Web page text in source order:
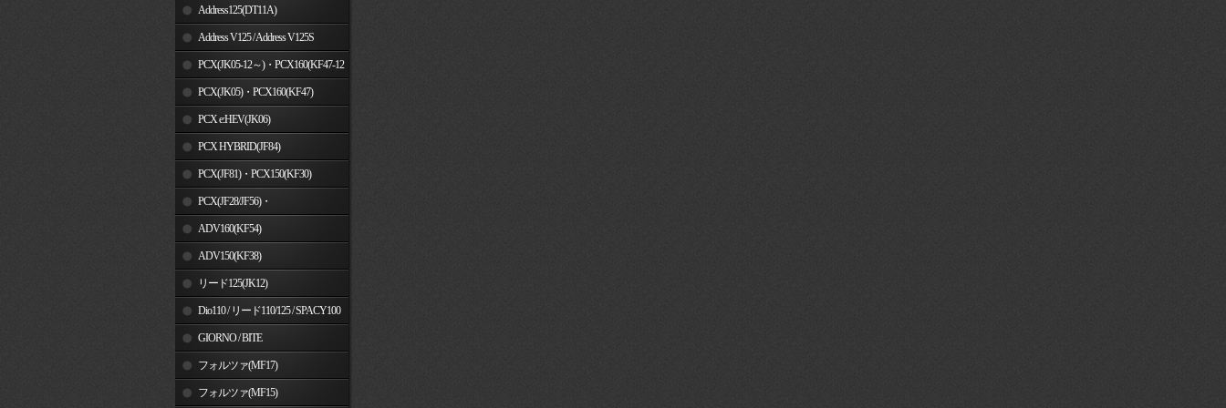
Address125(DT11A)
Address V125 / Address V125S
PCX(JK05-12～)・PCX160(KF47-12
～) PCX(JK05)・PCX160(KF47)
PCX e:HEV(JK06)
PCX HYBRID(JF84)
PCX(JF81)・PCX150(KF30)
PCX(JF28/JF56)・
PCX150(KF12/KF18)
ADV160(KF54)
ADV150(KF38)
リード125(JK12)
Dio110 / リード110/125 / SPACY100
GIORNO / BITE
フォルツァ(MF17)
フォルツァ(MF15)